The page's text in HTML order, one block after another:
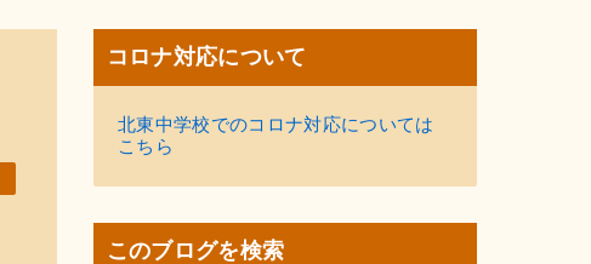
コロナ対応について
北東中学校でのコロナ対応については
こちら
このブログを検索